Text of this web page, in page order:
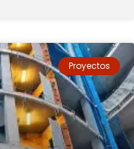
Proyectos